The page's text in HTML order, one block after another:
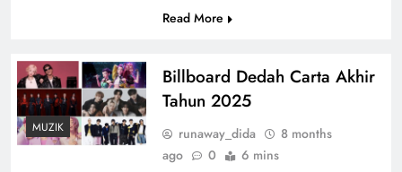
Read More
MUZIK
Billboard Dedah Carta Akhir
Tahun 2025
runaway_dida
8 months
ago
0 6 mins